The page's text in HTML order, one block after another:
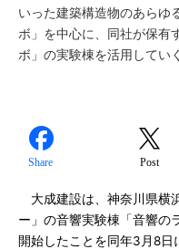
いった建築構造物のあらゆ
ボ」を中心に、同社が保有
ボ」の実験棟を活用してい
Share Post
大成建設は、神奈川県横
ー」の音響実験棟「音響の
開始したことを同年3月8日